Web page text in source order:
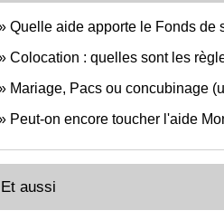
Quelle aide apporte le Fonds de
Colocation : quelles sont les
Mariage, Pacs ou concubinage
Peut-on encore toucher l'aide
Et aussi